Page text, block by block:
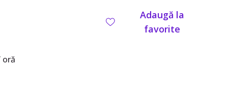
oră
Adaugă la
favorite